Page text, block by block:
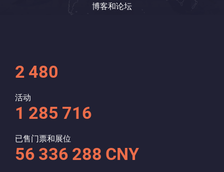
博客和论坛
2 480
活动
1 285 716
已售门票和展位
56 336 288 CNY